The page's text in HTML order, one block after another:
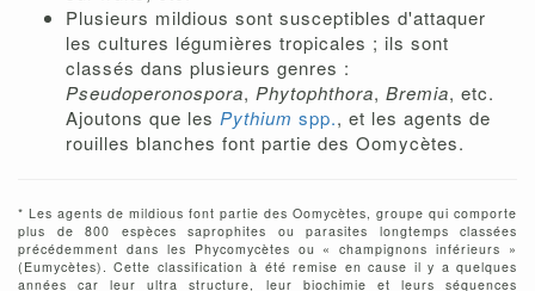
Plusieurs mildious sont susceptibles d'attaquer
les cultures légumières tropicales ; ils sont
classés dans plusieurs genres :
Pseudoperonospora, Phytophthora, Bremia, etc.
Ajoutons que les Pythium spp., et les agents de
rouilles blanches font partie des Oomycètes.
* Les agents de mildious font partie des Oomycètes, groupe qui comporte
plus de 800 espèces saprophites ou parasites longtemps classées
précédemment dans les Phycomycètes ou « champignons inférieurs »
(Eumycètes). Cette classification à été remise en cause il y a quelques
années car leur ultra structure, leur biochimie et leurs séquences